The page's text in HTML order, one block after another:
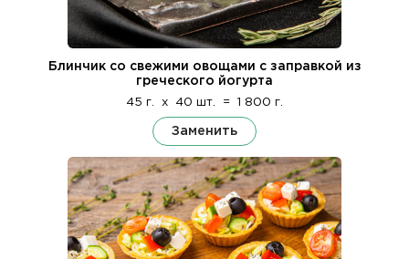
Блинчик со свежими овощами с заправкой из
греческого йогурта
45 г. x 40 шт. = 1 800 г.
Заменить